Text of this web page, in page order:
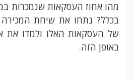
מהו אחוז העסקאות שנמכרות
בכלל? נתחו את שיחת
של העסקאות האלו ולמדו את
באופן הזה.